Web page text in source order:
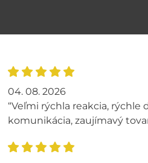
04. 08. 2026
“Veľmi rýchla reakcia, rýchle
komunikácia, zaujímavý